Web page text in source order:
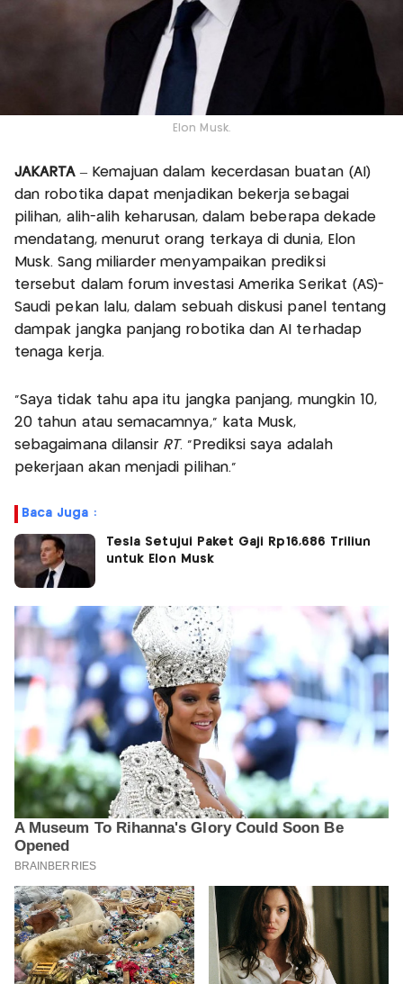
Elon Musk.
JAKARTA– Kemajuan dalam kecerdasan buatan (AI)
dan robotika dapat menjadikan bekerja sebagai
pilihan, alih-alih keharusan, dalam beberapa dekade
mendatang, menurut orang terkaya di dunia, Elon
Musk. Sang miliarder menyampaikan prediksi
tersebut dalam forum investasi Amerika Serikat (AS)-
Saudi pekan lalu, dalam sebuah diskusi panel tentang
dampak jangka panjang robotika dan AI terhadap
tenaga kerja.
“Saya tidak tahu apa itu jangka panjang, mungkin 10,
20 tahun atau semacamnya,” kata Musk,
sebagaimana dilansir RT. “Prediksi saya adalah
pekerjaan akan menjadi pilihan.”
Baca Juga :
Tesla Setujui Paket Gaji Rp16,686 Triliun
untuk Elon Musk